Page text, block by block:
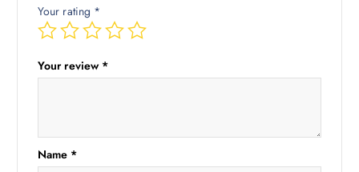
Your rating *
Your review *
Name *